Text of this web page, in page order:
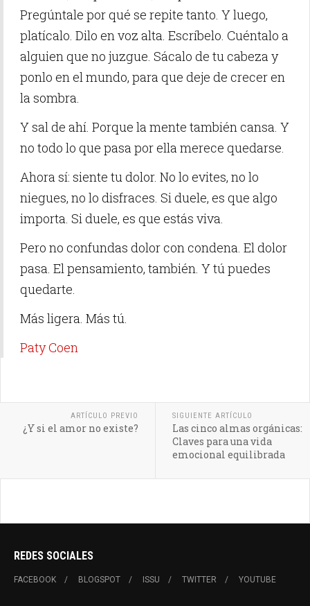
Pregúntale por qué se repite tanto. Y luego,
platícalo. Dilo en voz alta. Escríbelo. Cuéntalo a
alguien que no juzgue. Sácalo de tu cabeza y
ponlo en el mundo, para que deje de crecer en
la sombra.
Y sal de ahí. Porque la mente también cansa. Y
no todo lo que pasa por ella merece quedarse.
Ahora sí: siente tu dolor. No lo evites, no lo
niegues, no lo disfraces. Si duele, es que algo
importa. Si duele, es que estás viva.
Pero no confundas dolor con condena. El dolor
pasa. El pensamiento, también. Y tú puedes
quedarte.
Más ligera. Más tú.
Paty Coen
ARTÍCULO PREVIO
¿Y si el amor no existe?
SIGUIENTE ARTÍCULO
Las cinco almas orgánicas:
Claves para una vida
emocional equilibrada
REDES SOCIALES
FACEBOOK BLOGSPOT ISSU TWITTER YOUTUBE